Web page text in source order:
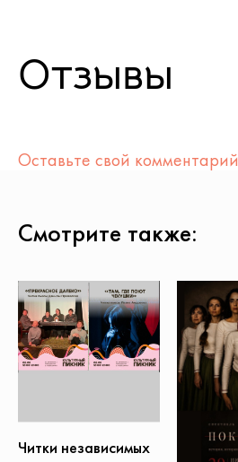
Отзывы
Оставьте свой комментарий
Смотрите также:
Читки независимых